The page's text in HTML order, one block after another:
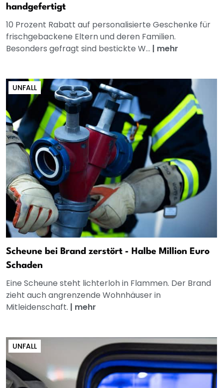
handgefertigt
10 Prozent Rabatt auf personalisierte Geschenke für
frischgebackene Eltern und deren Familien.
Besonders gefragt sind bestickte W... | mehr
UNFALL
Scheune bei Brand zerstört - Halbe Million Euro
Schaden
Eine Scheune steht lichterloh in Flammen. Der Brand
zieht auch angrenzende Wohnhäuser in
Mitleidenschaft. | mehr
UNFALL